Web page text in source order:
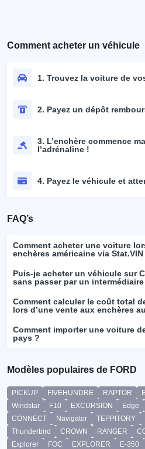
Comment acheter un véhicule
1. Trouvez la voiture de
2. Payez un dépôt
3. L’enchère commence
l’adrénaline !
4. Payez le véhicule et
FAQ’s
Comment acheter une voiture
enchères américaine via Stat.VIN
Puis-je acheter un véhicule sur
sans passer par un intermédiaire
Comment calculer le coût total
lors d’une vente aux enchères
Comment importer une voiture
pays ?
Modèles populaires de FORD
PICKUP FIVEHUNDRE RAPTOR
Windstar
F10 EXCURSION Edge
CONNECT
Navigator TEPPITORY
Thunderbird
CROWN RANGER
Explorer
FOC EXPLORER E-350